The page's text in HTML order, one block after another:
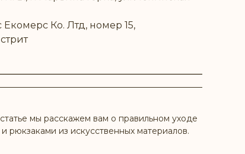
Ко. Лтд, номер 15,
мы расскажем вам о правильном уходе
рюкзаками из искусственных материалов.